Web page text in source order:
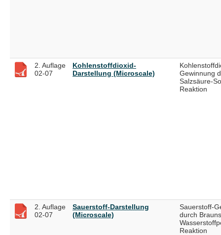
2. Auflage
02-07
Kohlenstoffdioxid-
Darstellung (Microscale)
Gewinnung
Salzsäure-
Reaktion
2. Auflage
02-07
Sauerstoff-Darstellung
(Microscale)
Sauerstoff-
durch
Reaktion